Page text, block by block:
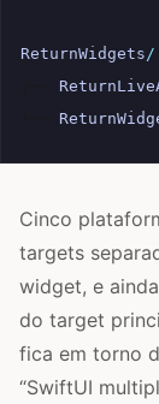
ReturnWidgets /
Cinco
targets
widget, e
do target
fica em torno
“SwiftUI